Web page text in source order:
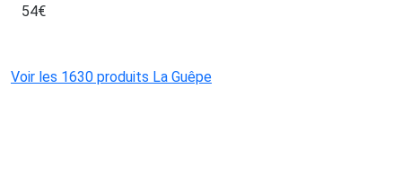
54€
Voir les 1630 produits La Guêpe